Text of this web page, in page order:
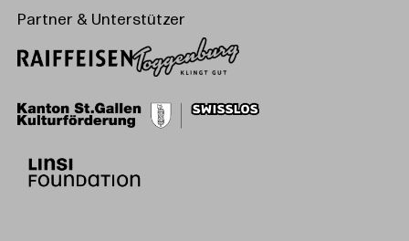
Partner & Unterstützer